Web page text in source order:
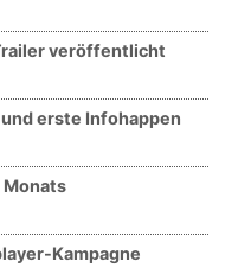
veröffentlicht
erste Infohappen
Monats
Kampagne